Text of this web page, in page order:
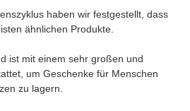
haben wir festgestellt, dass
ähnlichen Produkte.
ist mit einem sehr großen und
um Geschenke für Menschen
zu lagern.